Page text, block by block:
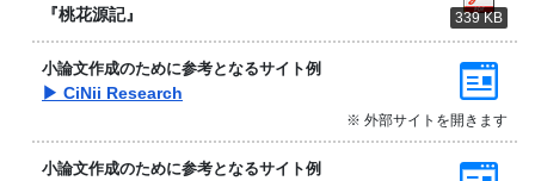
『桃花源記』 339 KB
小論文作成のために参考となるサイト例
▶ CiNii Research
※ 外部サイトを開きます
小論文作成のために参考となるサイト例